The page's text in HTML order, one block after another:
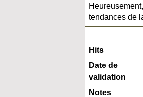
tendances de
Hits
Date de
validation
Notes